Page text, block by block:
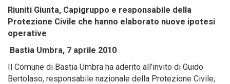
Riuniti Giunta, Capigruppo e responsabile della
Protezione Civile che hanno elaborato nuove ipotesi
operative
Bastia Umbra, 7 aprile 2010
Il Comune di Bastia Umbra ha aderito all’invito di Guido
Bertolaso, responsabile nazionale della Protezione Civile,